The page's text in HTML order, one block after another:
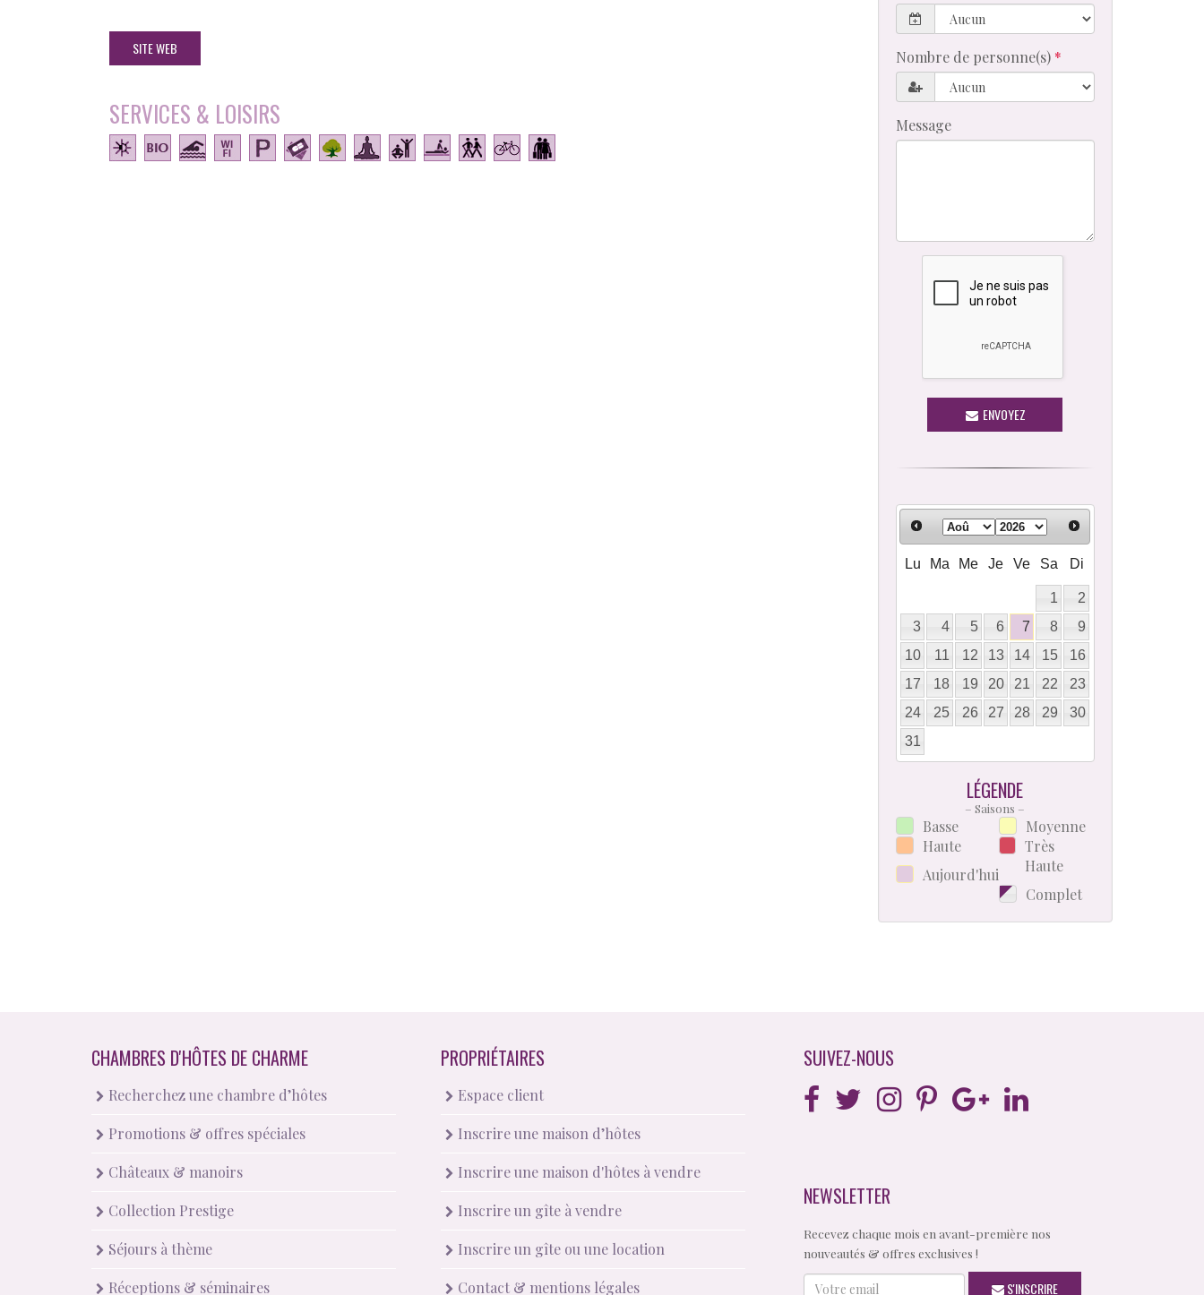
SITE WEB
SERVICES & LOISIRS
Nombre de personne(s)
Message
ENVOYEZ
Lu Ma Me Je Ve Sa Di
1
2
3
4 5 6 7 8
9
10
11 12 13 14 15
16
17
18 19 20 21 22
23
24
25 26 27 28 29
30
31
LÉGENDE
– Saisons –
Basse
Haute
Aujourd'hui
Moyenne
Très
Haute
Complet
CHAMBRES D'HÔTES DE CHARME
Recherchez une chambre d’hôtes
Promotions & offres spéciales
Châteaux & manoirs
Collection Prestige
Séjours à thème
Réceptions & séminaires
PROPRIÉTAIRES
Espace client
Inscrire une maison d’hôtes
Inscrire une maison d'hôtes à vendre
Inscrire un gîte à vendre
Inscrire un gîte ou une location
Contact & mentions légales
SUIVEZ-NOUS
NEWSLETTER
Recevez chaque mois en avant-première nos
nouveautés & offres exclusives !
Votre
S'INSCRIRE